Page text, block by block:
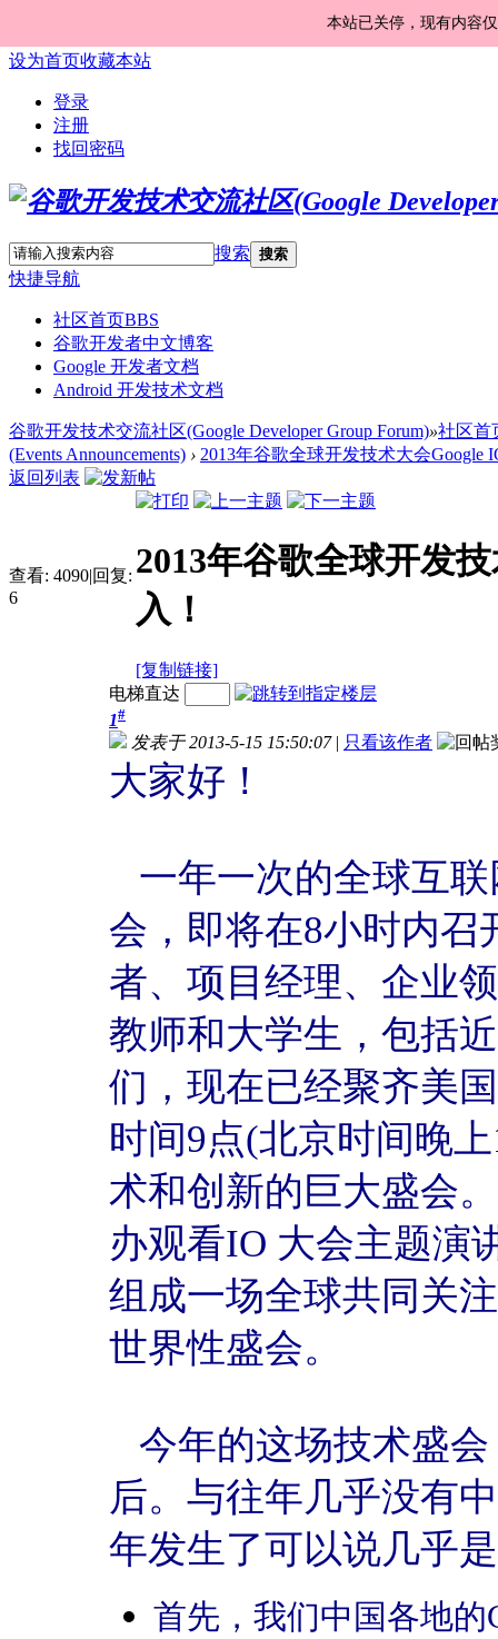
本站已关停，现有内容
设为首页收藏本站
登录
注册
找回密码
搜索 搜索
快捷导航
社区首页BBS
谷歌开发者中文博客
Google 开发者文档
Android 开发技术文档
谷歌开发技术交流社区(Google Developer Group Forum)»社区首
(Events Announcements) › 2013年谷歌全球开发技术大会Google
返回列表
查看: 4090|回复:
6
2013年谷歌全球开发
入！
[复制链接]
电梯直达
1#
发表于 2013-5-15 15:50:07 | 只看该作者
大家好！
一年一次的全球互联
会，即将在8小时内召
者、项目经理、企业
教师和大学生，包括
们，现在已经聚齐美
时间9点(北京时间晚
术和创新的巨大盛会
办观看IO 大会主题演
组成一场全球共同关
世界性盛会。
今年的这场技术盛
后。与往年几乎没有
年发生了可以说几乎
首先，我们中国各地